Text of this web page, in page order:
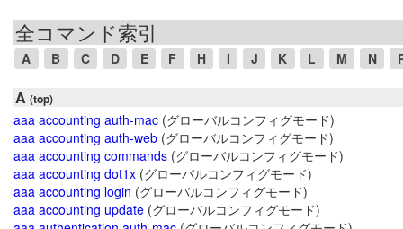
全コマンド索引
A B C D E F H I J K L M N
A (top)
aaa accounting auth-mac (グローバルコンフィグモード)
aaa accounting auth-web (グローバルコンフィグモード)
aaa accounting commands (グローバルコンフィグモード)
aaa accounting dot1x (グローバルコンフィグモード)
aaa accounting login (グローバルコンフィグモード)
aaa accounting update (グローバルコンフィグモード)